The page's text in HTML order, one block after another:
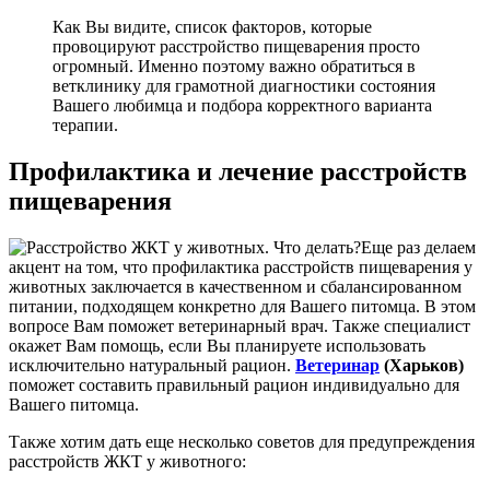
Как Вы видите, список факторов, которые
провоцируют расстройство пищеварения просто
огромный. Именно поэтому важно обратиться в
ветклинику для грамотной диагностики состояния
Вашего любимца и подбора корректного варианта
терапии.
Профилактика и лечение расстройств
пищеварения
Еще раз делаем
акцент на том, что профилактика расстройств пищеварения у
животных заключается в качественном и сбалансированном
питании, подходящем конкретно для Вашего питомца. В этом
вопросе Вам поможет ветеринарный врач. Также специалист
окажет Вам помощь, если Вы планируете использовать
исключительно натуральный рацион. Ветеринар (Харьков)
поможет составить правильный рацион индивидуально для
Вашего питомца.
Также хотим дать еще несколько советов для предупреждения
расстройств ЖКТ у животного: